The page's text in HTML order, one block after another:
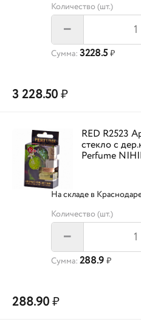
Количество (шт.)
–
Сумма: 3228.5 ₽
3 228.50₽
RED R2523
стекло с
Perfume
На складе в
Количество (шт.)
–
Сумма: 288.9 ₽
288.90₽